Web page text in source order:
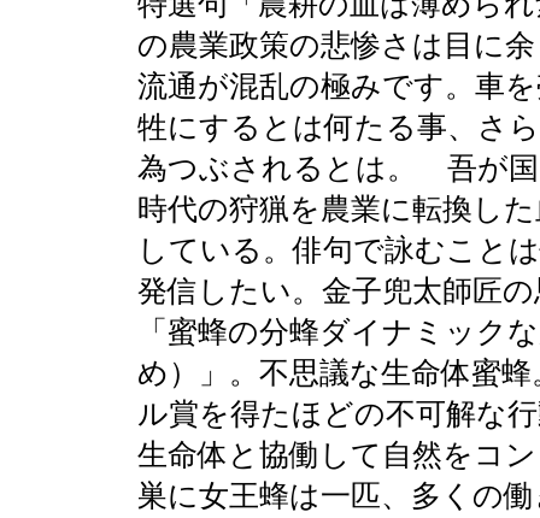
の農業政策の悲惨さは目に
流通が混乱の極みです。車
牲にするとは何たる事、さ
為つぶされるとは。 吾が
時代の狩猟を農業に転換し
している。俳句で詠むこと
発信したい。金子兜太師匠
「蜜蜂の分蜂ダイナミック
め）」。不思議な生命体蜜
ル賞を得たほどの不可解な
生命体と協働して自然をコ
巣に女王蜂は一匹、多くの